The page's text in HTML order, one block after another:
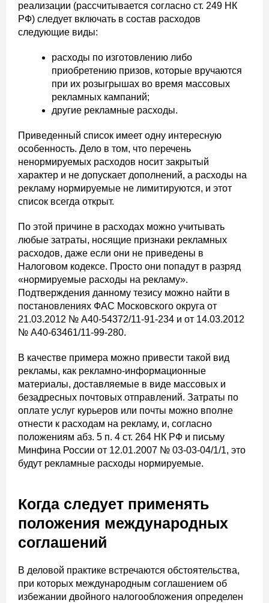
реализации (рассчитывается согласно ст. 249 НК
РФ) следует включать в состав расходов
следующие виды:
расходы по изготовлению либо
приобретению призов, которые вручаются
при их розыгрышах во время массовых
рекламных кампаний;
другие рекламные расходы.
Приведенный список имеет одну интересную
особенность. Дело в том, что перечень
ненормируемых расходов носит закрытый
характер и не допускает дополнений, а расходы на
рекламу нормируемые не лимитируются, и этот
список всегда открыт.
По этой причине в расходах можно учитывать
любые затраты, носящие признаки рекламных
расходов, даже если они не приведены в
Налоговом кодексе. Просто они попадут в разряд
«нормируемые расходы на рекламу».
Подтверждения данному тезису можно найти в
постановлениях ФАС Московского округа от
21.03.2012 № А40-54372/11-91-234 и от 14.03.2012
№ А40-63461/11-99-280.
В качестве примера можно привести такой вид
рекламы, как рекламно-информационные
материалы, доставляемые в виде массовых и
безадресных почтовых отправлений. Затраты по
оплате услуг курьеров или почты можно вполне
отнести к расходам на рекламу, и, согласно
положениям абз. 5 п. 4 ст. 264 НК РФ и письму
Минфина России от 12.01.2007 № 03-03-04/1/1, это
будут рекламные расходы нормируемые.
Когда следует применять
положения международных
соглашений
В деловой практике встречаются обстоятельства,
при которых международным соглашением об
избежании двойного налогообложения определен